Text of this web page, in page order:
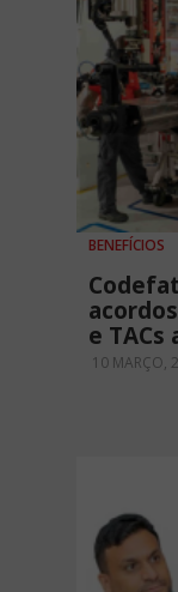
BENEFÍCIOS
e
10 MARÇO,